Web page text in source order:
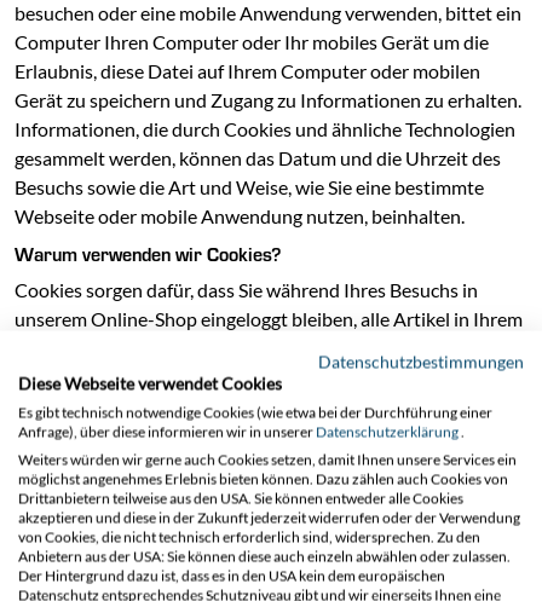
besuchen oder eine mobile Anwendung verwenden, bittet ein
Computer Ihren Computer oder Ihr mobiles Gerät um die
Erlaubnis, diese Datei auf Ihrem Computer oder mobilen
Gerät zu speichern und Zugang zu Informationen zu erhalten.
Informationen, die durch Cookies und ähnliche Technologien
gesammelt werden, können das Datum und die Uhrzeit des
Besuchs sowie die Art und Weise, wie Sie eine bestimmte
Webseite oder mobile Anwendung nutzen, beinhalten.
Warum verwenden wir Cookies?
Cookies sorgen dafür, dass Sie während Ihres Besuchs in
unserem Online-Shop eingeloggt bleiben, alle Artikel in Ihrem
und die Webseite weiterhin reibungslos funktioniert. Die
Cookies stellen auch sicher, dass wir sehen können, wie
unsere Webseite genutzt wird und wie wir sie verbessern
können. Darüber hinaus können je nach Ihren Präferenzen
unsere eigenen Cookies verwendet werden, um Ihnen gezielte
Werbung zu präsentieren, die Ihren persönlichen Interessen
entspricht.
Welche Art von Cookies verwenden wir?
Datenschutzbestimmungen
Diese Webseite verwendet Cookies
Es gibt technisch notwendige Cookies (wie etwa bei der Durchführung einer
Anfrage), über diese informieren wir in unserer Datenschutzerklärung.
Weiters würden wir gerne auch Cookies setzen, damit Ihnen unsere Services ein
möglichst angenehmes Erlebnis bieten können. Dazu zählen auch Cookies von
Drittanbietern teilweise aus den USA. Sie können entweder alle Cookies
akzeptieren und diese in der Zukunft jederzeit widerrufen oder der Verwendung
von Cookies, die nicht technisch erforderlich sind, widersprechen. Zu den
Anbietern aus der USA: Sie können diese auch einzeln abwählen oder zulassen.
Der Hintergrund dazu ist, dass es in den USA kein dem europäischen
Datenschutz entsprechendes Schutzniveau gibt und wir einerseits Ihnen eine